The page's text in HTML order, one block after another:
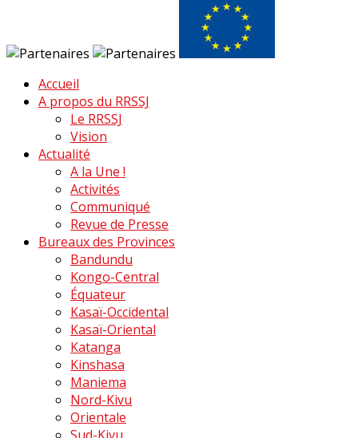
Accueil
A propos du RRSSJ
Le RRSSJ
Vision
Actualité
A la Une !
Activités
Communiqué
Revue de Presse
Bureaux des Provinces
Bandundu
Kongo-Central
Équateur
Kasaï-Occidental
Kasaï-Oriental
Katanga
Kinshasa
Maniema
Nord-Kivu
Orientale